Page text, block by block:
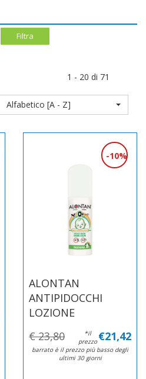
1 - 20 di 71
Alfabetico [A - Z]
ALONTAN
ANTIPIDOCCHI
LOZIONE
10%
€ 23,80 €21,42
*il
prezzo
barrato è il prezzo più basso degli
ultimi 30 giorni